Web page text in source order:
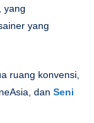
yang
yang
ruang konvensi,
dan Seni